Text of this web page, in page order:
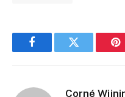
FacebookTwitter
Corné